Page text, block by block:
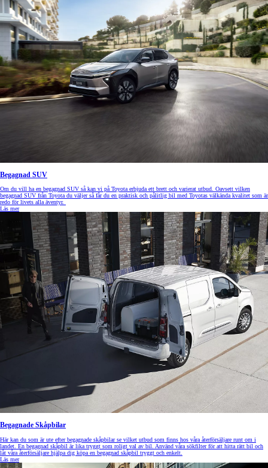
Begagnad SUV
Om du vill ha en begagnad SUV så kan vi på Toyota erbjuda ett brett och varierat utbud. Oavsett vilken
begagnad SUV från Toyota du väljer så får du en praktisk och pålitlig bil med Toyotas välkända kvalitet som är
redo för livets alla äventyr.
Läs mer
Begagnade Skåpbilar
Här kan du som är ute efter begagnade skåpbilar se vilket utbud som finns hos våra återförsäljare runt om i
landet. En begagnad skåpbil är lika tryggt som roligt val av bil. Använd våra sökfilter för att hitta rätt bil och
låt våra återförsäljare hjälpa dig köpa en begagnad skåpbil tryggt och enkelt.
Läs mer